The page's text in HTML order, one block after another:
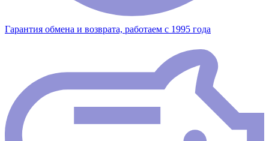
Гарантия обмена и возврата, работаем с 1995 года